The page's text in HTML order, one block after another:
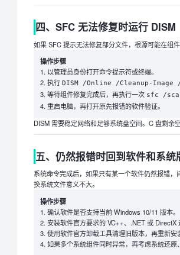
四、SFC 无法修复时运行 DISM
如果 SFC 提示无法修复部分文件，根源可能在组
操作步骤
以管理员身份打开命令提示符或终端。
执行 DISM /Online /Cleanup-Image
等待组件修复完成后，再执行一次 sfc /
重启电脑，再打开原先报错的软件验证。
DISM 需要稳定网络和足够系统盘空间。C 盘剩余
五、仍然报错时回到软件和系统
系统命令完成后，如果只有某一个软件仍然报错
换系统文件意义不大。
操作步骤
确认软件是否支持当前 Windows 10/11 版本。
安装软件官方要求的 VC++、.NET 或 DirectX
使用软件官方卸载工具清理旧版本，再重新安
如果多个系统组件同时异常，再考虑系统还原